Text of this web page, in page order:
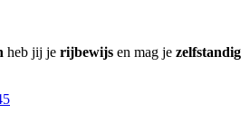
heb jij je rijbewijs en mag je zelfstandig